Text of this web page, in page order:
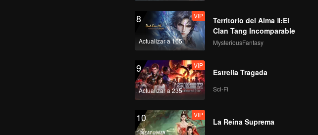
8
Actualizar a 165
VIP
Territorio del Alma Ⅱ:El
Clan Tang Incomparable
MysteriousFantasy
9
Actualizar a 235
VIP
Estrella Tragada
Sci-Fi
10 VIP
La Reina Suprema